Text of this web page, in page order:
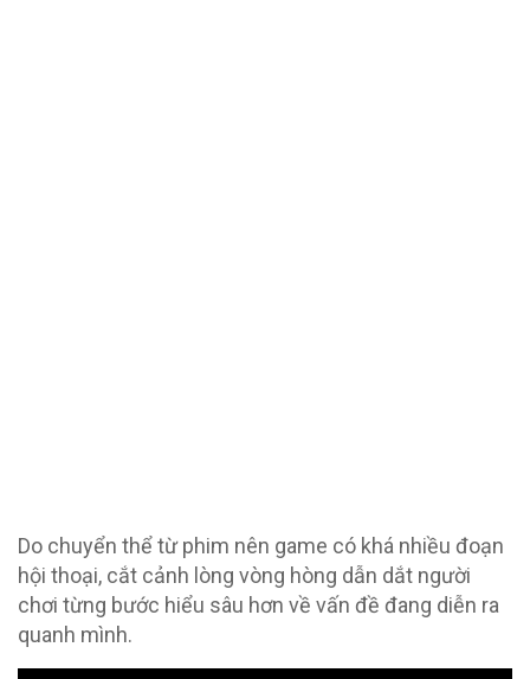
Do chuyển thể từ phim nên game có khá nhiều đoạn
hội thoại, cắt cảnh lòng vòng hòng dẫn dắt người
chơi từng bước hiểu sâu hơn về vấn đề đang diễn ra
quanh mình.